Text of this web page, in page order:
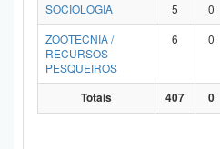
SOCIOLOGIA
5 0
ZOOTECNIA /
RECURSOS
PESQUEIROS
6 0
Totais 407 0